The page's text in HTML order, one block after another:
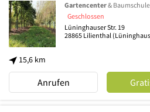
15,6 km
Gartencenter& Baumschule
Geschlossen
Lüninghauser Str. 19
28865 Lilienthal
Anrufen